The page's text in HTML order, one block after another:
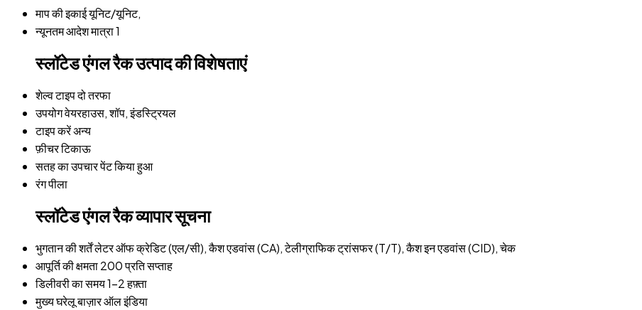
माप की इकाईयूनिट/यूनिट,
न्यूनतम आदेश मात्रा1
स्लॉटेड एंगल रैक उत्पाद की विशेषताएं
शेल्व टाइपदो तरफा
उपयोगवेयरहाउस, शॉप, इंडस्ट्रियल
टाइप करेंअन्य
फ़ीचरटिकाऊ
सतह का उपचारपेंट किया हुआ
रंगपीला
स्लॉटेड एंगल रैक व्यापार सूचना
भुगतान की शर्तेंलेटर ऑफ क्रेडिट (एल/सी), कैश एडवांस (CA), टेलीग्राफिक ट्रांसफर (T/T), कैश इन एडवांस (CID), चेक
आपूर्ति की क्षमता200 प्रति सप्ताह
डिलीवरी का समय1-2 हफ़्ता
मुख्य घरेलू बाज़ारऑल इंडिया